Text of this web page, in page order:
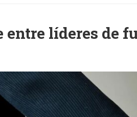
entre líderes de